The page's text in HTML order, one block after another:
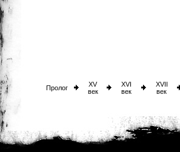
Пролог
XV
век
XVI
век
XVII
век